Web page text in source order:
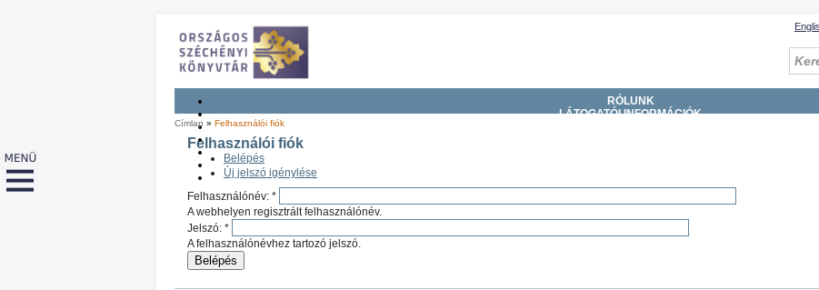
RÓLUNK
LÁTOGATÓI INFORMÁCIÓK
Címlap » Felhasználói fiók
Felhasználói fiók
Belépés
Új jelszó igénylése
Felhasználónév: *
A webhelyen regisztrált felhasználónév.
Jelszó: *
A felhasználónévhez tartozó jelszó.